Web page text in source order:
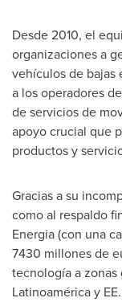
Desde 2010, el
organizaciones a
vehículos de bajas
a los operadores
de servicios de
apoyo crucial que
productos y
Gracias a su
como al respaldo
Energia (con una
7430 millones de
tecnología a zonas
Latinoamérica y